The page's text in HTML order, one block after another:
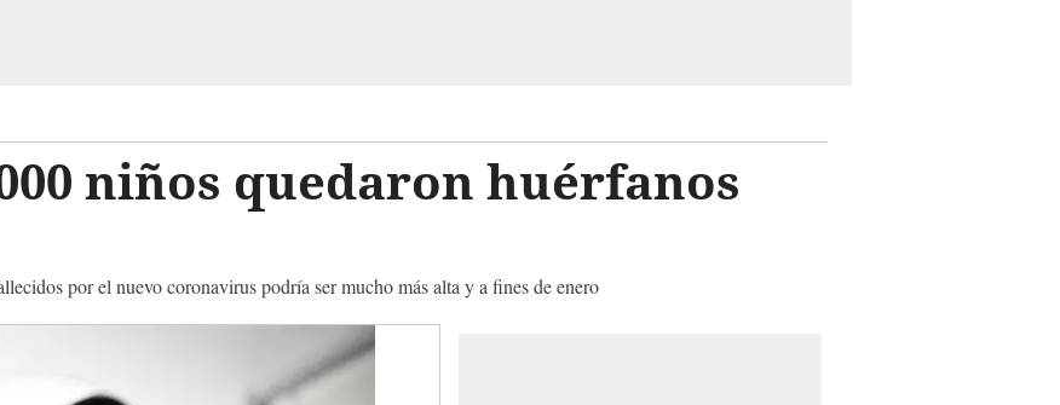
niños quedaron huérfanos
por el nuevo coronavirus podría ser mucho más alta y a fines de enero